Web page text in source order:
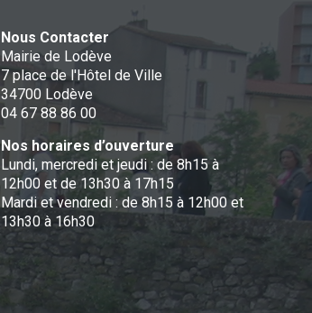
Nous Contacter
Mairie de Lodève
7 place de l'Hôtel de Ville
34700 Lodève
04 67 88 86 00
Nos horaires d’ouverture
Lundi, mercredi et jeudi : de 8h15 à
12h00 et de 13h30 à 17h15
Mardi et vendredi : de 8h15 à 12h00 et
13h30 à 16h30